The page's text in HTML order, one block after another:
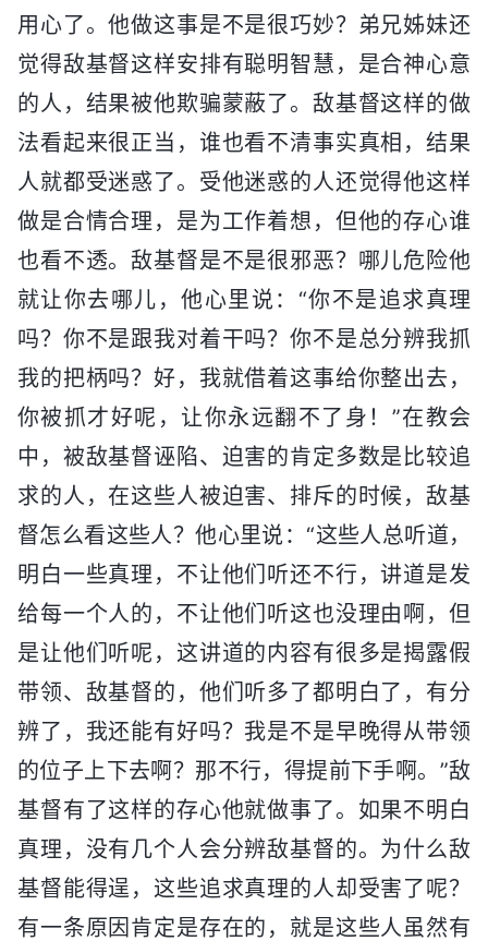
用心了。他做这事是不是很巧妙？弟兄姊妹还
觉得敌基督这样安排有聪明智慧，是合神心意
的人，结果被他欺骗蒙蔽了。敌基督这样的做
法看起来很正当，谁也看不清事实真相，结果
人就都受迷惑了。受他迷惑的人还觉得他这样
做是合情合理，是为工作着想，但他的存心谁
也看不透。敌基督是不是很邪恶？哪儿危险他
就让你去哪儿，他心里说：“你不是追求真理
吗？你不是跟我对着干吗？你不是总分辨我抓
我的把柄吗？好，我就借着这事给你整出去，
你被抓才好呢，让你永远翻不了身！”在教会
中，被敌基督诬陷、迫害的肯定多数是比较追
求的人，在这些人被迫害、排斥的时候，敌基
督怎么看这些人？他心里说：“这些人总听道，
明白一些真理，不让他们听还不行，讲道是发
给每一个人的，不让他们听这也没理由啊，但
是让他们听呢，这讲道的内容有很多是揭露假
带领、敌基督的，他们听多了都明白了，有分
辨了，我还能有好吗？我是不是早晚得从带领
的位子上下去啊？那不行，得提前下手啊。”敌
基督有了这样的存心他就做事了。如果不明白
真理，没有几个人会分辨敌基督的。为什么敌
基督能得逞，这些追求真理的人却受害了呢？
有一条原因肯定是存在的，就是这些人虽然有